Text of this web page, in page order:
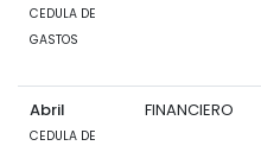
CEDULA DE
GASTOS
Abril
CEDULA DE
FINANCIERO